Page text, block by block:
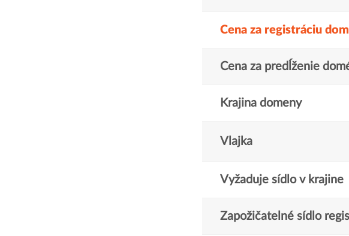
Cena za registráciu
Cena za predĺženie
Krajina domeny
Vlajka
Vyžaduje sídlo v krajine
Zapožičatelné sídlo